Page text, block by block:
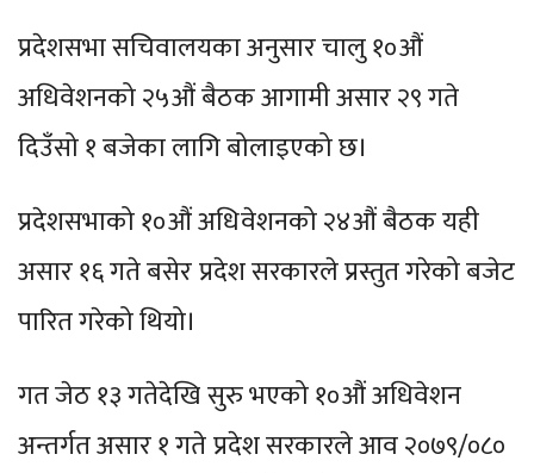
प्रदेशसभा सचिवालयका अनुसार चालु १०‍औं
अधिवेशनको २५औं बैठक आगामी असार २९ गते
दिउँसो १ बजेका लागि बोलाइएको छ।
प्रदेशसभाको १०औं अधिवेशनको २४औं बैठक यही
असार १६ गते बसेर प्रदेश सरकारले प्रस्तुत गरेको बजेट
पारित गरेको थियो।
गत जेठ १३ गतेदेखि सुरु भएको १०औं अधिवेशन
अन्तर्गत असार १ गते प्रदेश सरकारले आव २०७९/०८०